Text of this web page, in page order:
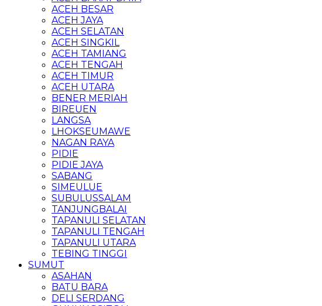
ACEH BESAR
ACEH JAYA
ACEH SELATAN
ACEH SINGKIL
ACEH TAMIANG
ACEH TENGAH
ACEH TIMUR
ACEH UTARA
BENER MERIAH
BIREUEN
LANGSA
LHOKSEUMAWE
NAGAN RAYA
PIDIE
PIDIE JAYA
SABANG
SIMEULUE
SUBULUSSALAM
TANJUNGBALAI
TAPANULI SELATAN
TAPANULI TENGAH
TAPANULI UTARA
TEBING TINGGI
SUMUT
ASAHAN
BATU BARA
DELI SERDANG